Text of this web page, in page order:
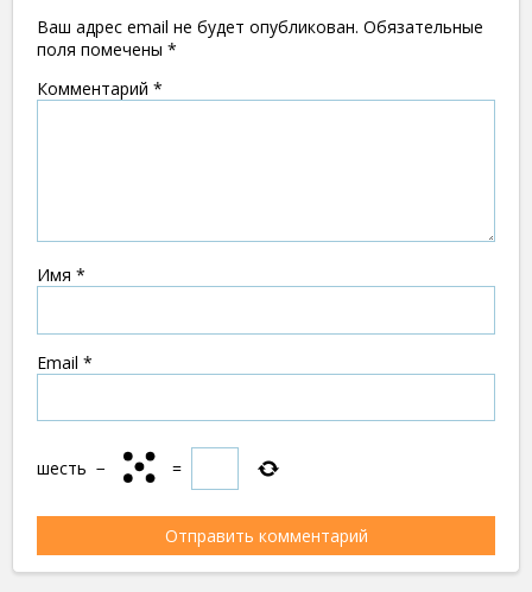
Ваш адрес email не будет опубликован. Обязательные
поля помечены *
Комментарий *
Имя *
Email *
шесть − =